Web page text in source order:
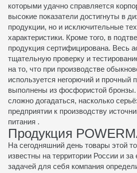
которыми удачно справляется
высокие показатели достигнуты в
продукции, но и исключительные
характеристики. Кроме того, в
продукция сертифицирована. Весь
тщательную проверку и
на то, что при производстве
используется негорючий и прочный
выполнены из фосфористой
сложно догадаться, насколько
предприятии к производству
питания .
Продукция
На сегодняшний день товары этой
известны на территории России и
задачей для себя компания